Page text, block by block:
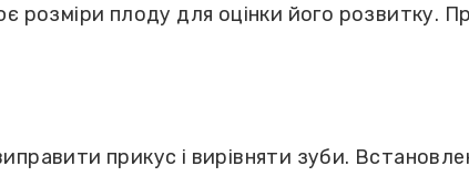
розміри плоду для оцінки його розвитку.
прикус і вирівняти зуби.